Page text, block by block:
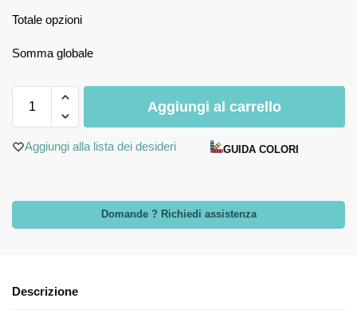
Totale opzioni
Somma globale
Aggiungi al carrello
Aggiungi alla lista dei desideri GUIDA COLORI
Domande ? Richiedi assistenza
Descrizione